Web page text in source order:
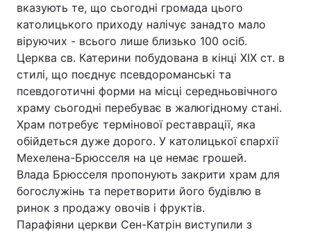
вказують те, що сьогодні громада цього
католицького приходу налічує занадто мало
віруючих - всього лише близько 100 осіб.
Церква св. Катерини побудована в кінці XIX ст. в
стилі, що поєднує псевдороманські та
псевдоготичні форми на місці середньовічного
храму сьогодні перебуває в жалюгідному стані.
Храм потребує термінової реставрації, яка
обійдеться дуже дорого. У католицької єпархії
Мехелена-Брюсселя на це немає грошей.
Влада Брюсселя пропонують закрити храм для
богослужінь та перетворити його будівлю в
ринок з продажу овочів і фруктів.
Парафіяни церкви Сен-Катрін виступили з